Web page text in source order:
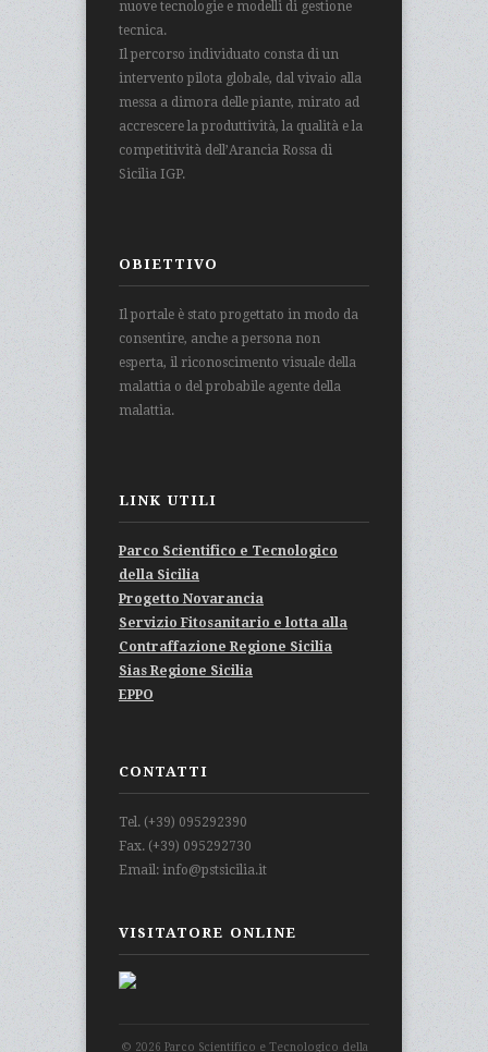
nuove tecnologie e modelli di gestione
tecnica.
Il percorso individuato consta di un
intervento pilota globale, dal vivaio alla
messa a dimora delle piante, mirato ad
accrescere la produttività, la qualità e la
competitività dell’Arancia Rossa di
Sicilia IGP.
OBIETTIVO
Il portale è stato progettato in modo da
consentire, anche a persona non
esperta, il riconoscimento visuale della
malattia o del probabile agente della
malattia.
LINK UTILI
Parco Scientifico e Tecnologico
della Sicilia
Progetto Novarancia
Servizio Fitosanitario e lotta alla
Contraffazione Regione Sicilia
Sias Regione Sicilia
EPPO
CONTATTI
Tel. (+39) 095292390
Fax. (+39) 095292730
Email: info@pstsicilia.it
VISITATORE ONLINE
© 2026 Parco Scientifico e Tecnologico della